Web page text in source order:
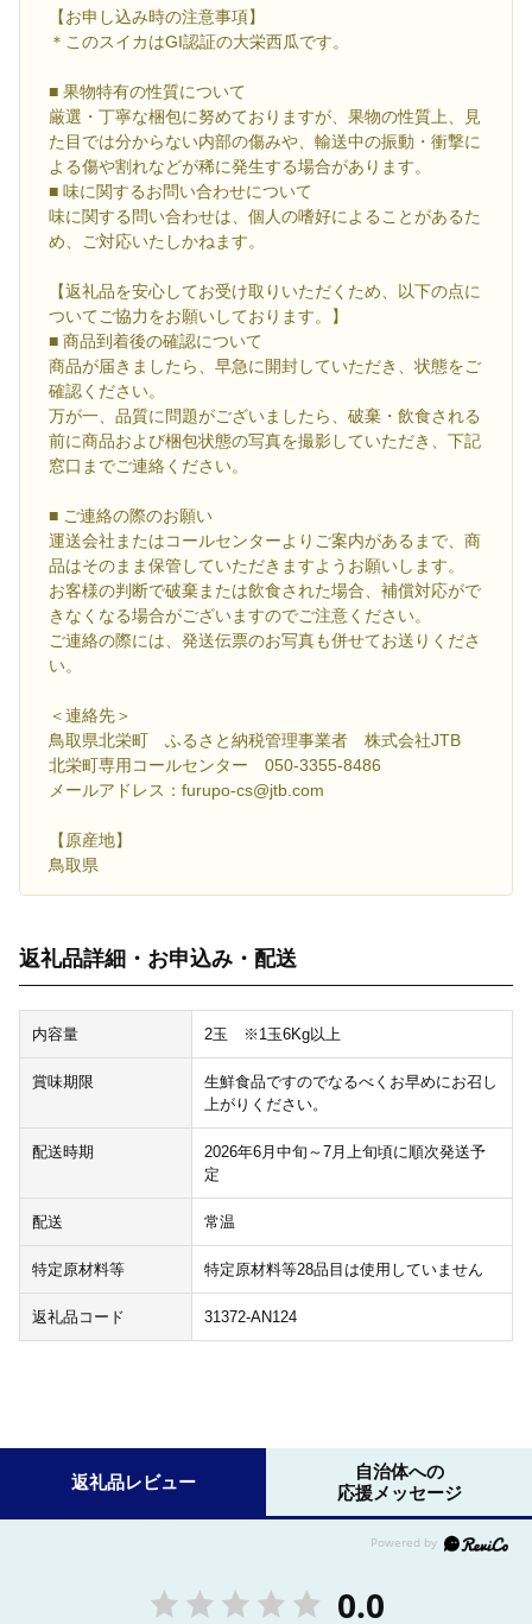
【お申し込み時の注意事項】
＊このスイカはGI認証の大栄西瓜です。
■ 果物特有の性質について
厳選・丁寧な梱包に努めておりますが、果物の性質上、見
た目では分からない内部の傷みや、輸送中の振動・衝撃に
よる傷や割れなどが稀に発生する場合があります。
■ 味に関するお問い合わせについて
味に関する問い合わせは、個人の嗜好によることがあるた
め、ご対応いたしかねます。
【返礼品を安心してお受け取りいただくため、以下の点に
ついてご協力をお願いしております。】
■ 商品到着後の確認について
商品が届きましたら、早急に開封していただき、状態をご
確認ください。
万が一、品質に問題がございましたら、破棄・飲食される
前に商品および梱包状態の写真を撮影していただき、下記
窓口までご連絡ください。
■ ご連絡の際のお願い
運送会社またはコールセンターよりご案内があるまで、商
品はそのまま保管していただきますようお願いします。
お客様の判断で破棄または飲食された場合、補償対応がで
きなくなる場合がございますのでご注意ください。
ご連絡の際には、発送伝票のお写真も併せてお送りくださ
い。
＜連絡先＞
鳥取県北栄町 ふるさと納税管理事業者 株式会社JTB
北栄町専用コールセンター 050-3355-8486
メールアドレス：furupo-cs@jtb.com
【原産地】
鳥取県
返礼品詳細・お申込み・配送
内容量 2玉 ※1玉6Kg以上
賞味期限
生鮮食品ですのでなるべくお早めにお召し
上がりください。
配送時期
2026年6月中旬～7月上旬頃に順次発送予
定
配送 常温
特定原材料等 特定原材料等28品目は使用していません
返礼品コード 31372-AN124
返礼品レビュー
自治体への
応援メッセージ
0.0